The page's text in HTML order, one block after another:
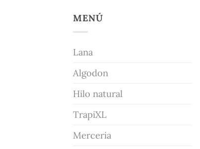
MENÚ
Lana
Algodon
Hilo natural
TrapiXL
Merceria